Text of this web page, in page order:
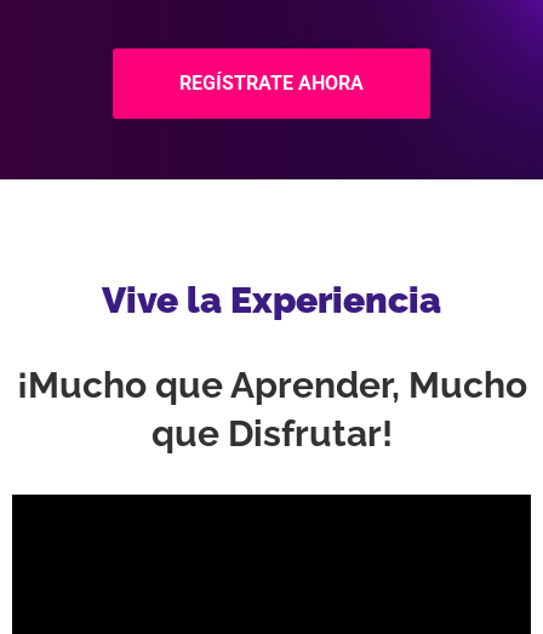
REGÍSTRATE AHORA
Vive la Experiencia
¡Mucho que Aprender, Mucho
que Disfrutar!